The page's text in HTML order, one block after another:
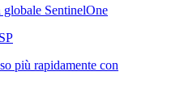
SentinelOne
più rapidamente con